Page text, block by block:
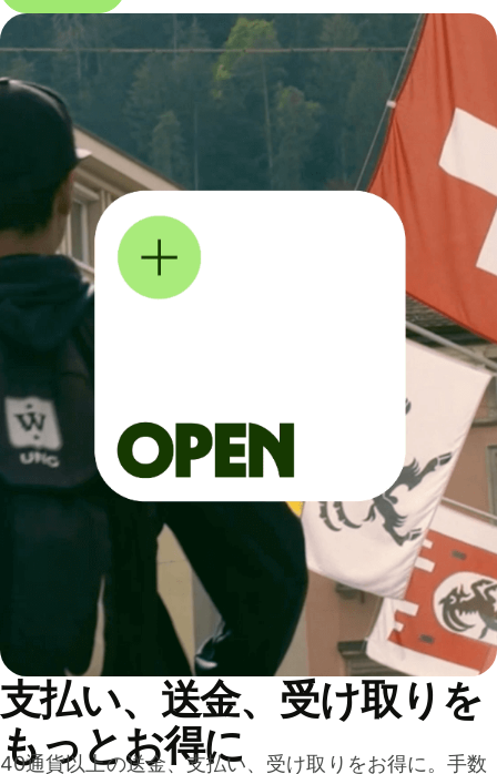
支払い、送金、受け取りを
もっとお得に
40通貨以上の送金、支払い、受け取りをお得に。手数